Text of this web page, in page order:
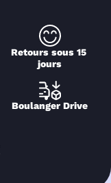
Retours sous 15
jours
Boulanger Drive